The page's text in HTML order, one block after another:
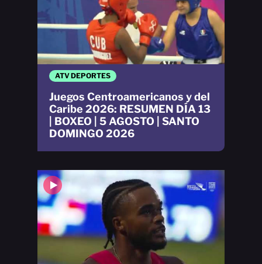
ATV DEPORTES
Juegos Centroamericanos y del
Caribe 2026: RESUMEN DÍA 13
| BOXEO | 5 AGOSTO | SANTO
DOMINGO 2026